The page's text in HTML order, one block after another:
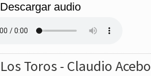
Descargar audio
Los Toros - Claudio Acebo